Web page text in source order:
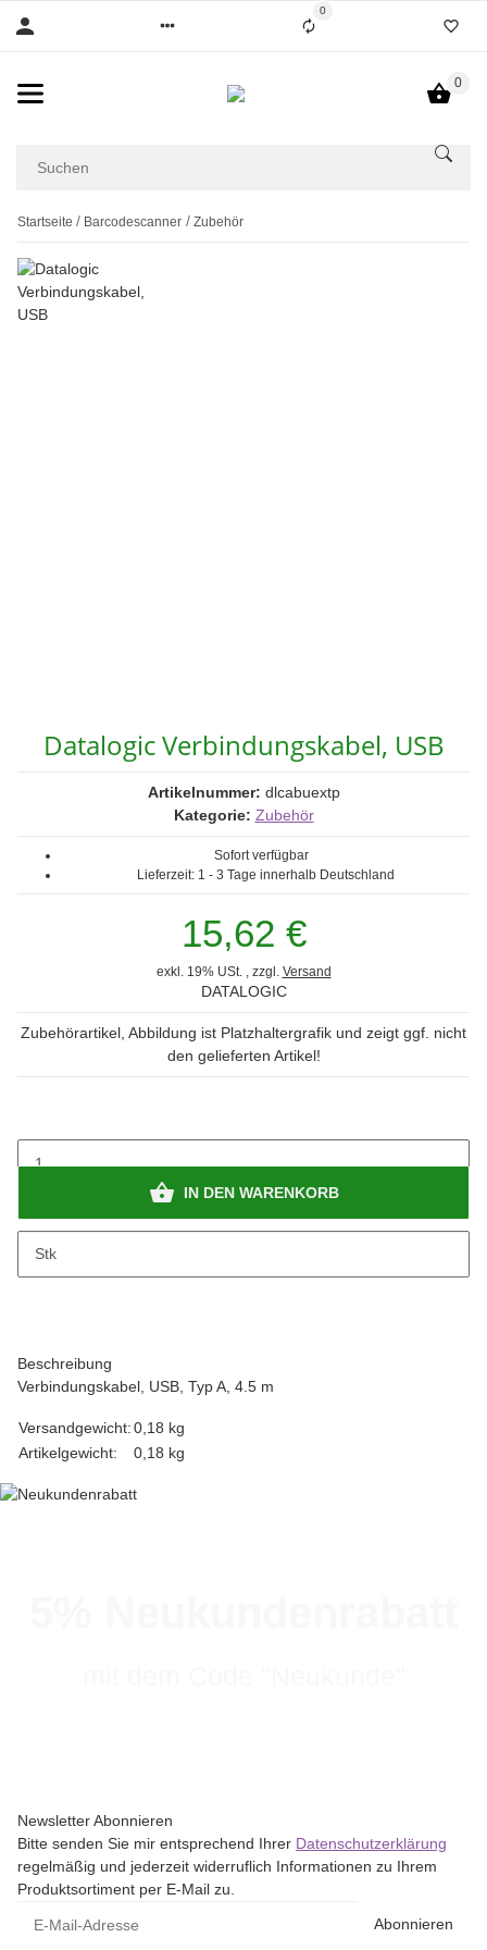
0
0
Startseite Barcodescanner Zubehör
Datalogic Verbindungskabel, USB
Artikelnummer: dlcabuextp
Kategorie: Zubehör
Sofort verfügbar
Lieferzeit: 1 - 3 Tage innerhalb Deutschland
15,62 €
exkl. 19% USt. , zzgl. Versand
DATALOGIC
Zubehörartikel, Abbildung ist Platzhaltergrafik und zeigt ggf. nicht
den gelieferten Artikel!
Stk
IN DEN WARENKORB
Bitte beachten Sie das Abnahmeintervall von 1 Stk.
Beschreibung
Verbindungskabel, USB, Typ A, 4.5 m
Versandgewicht:0,18 kg
Artikelgewicht:
0,18 kg
Newsletter Abonnieren
Bitte senden Sie mir entsprechend Ihrer Datenschutzerklärung
regelmäßig und jederzeit widerruflich Informationen zu Ihrem
Produktsortiment per E-Mail zu.
Abonnieren